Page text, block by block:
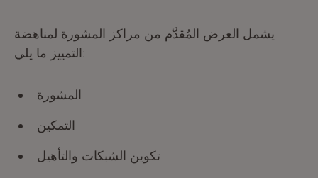
يشمل العرض المُقدَّم من مراكز المشورة لمناهضة
التمييز ما يلي:
المشورة
التمكين
تكوين الشبكات والتأهيل